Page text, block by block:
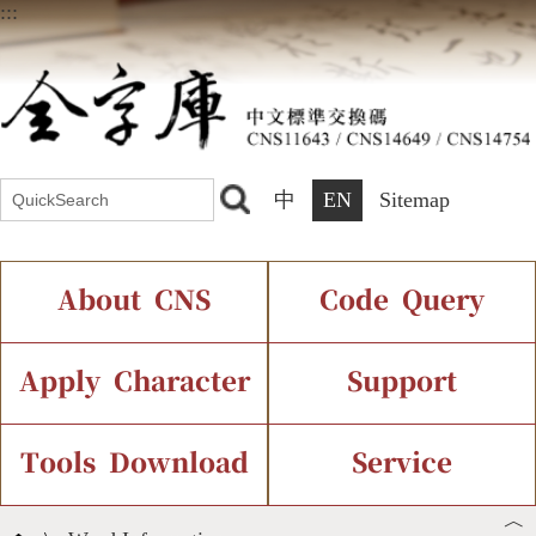
:::
中 EN Sitemap
About CNS
Introduction Current Status
Chinese Code Status
Code Query
IDS Query
Components Query
Apply Character
Application Process
Support
Font Instant Display
Tools Download Service
︿